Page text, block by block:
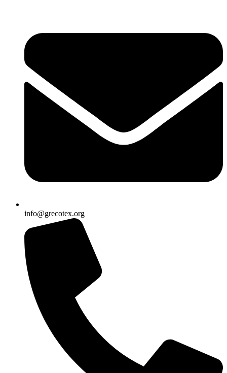
info@grecotex.org